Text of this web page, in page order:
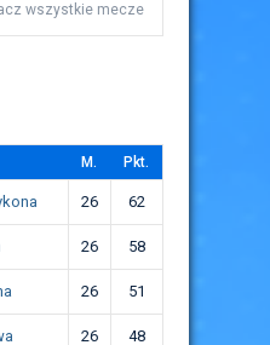
wszystkie mecze
M. Pkt.
26 62
26 58
26 51
26 48